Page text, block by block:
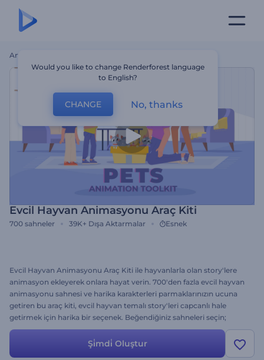
Ana Sayfa
Evcil Hayvan Animasyonu Araç Kiti
700 sahneler 39K+ Dışa Aktarmalar Esnek
Evcil Hayvan Animasyonu Araç Kiti ile hayvanlarla olan story'lere
animasyon ekleyerek onlara hayat verin. 700'den fazla evcil hayvan
animasyonu sahnesi ve harika karakterleri parmaklarınızın ucuna
getiren bu araç kiti, evcil hayvan temalı story'leri capcanlı hale
getirmek için harika bir seçenek. Beğendiğiniz sahneleri seçin;
benzersiz bir açıklayıcı videoya dönüştürmek için kendi medya
dosyalarınızı, mesajlarınızı, arkaplan müziği ve seslendirme
ekleyerek özelleştirin. Hayvan bakım hizmetleri, hayvan barınakları,
Şi̇mdi̇ Oluştur
Would you like to change Renderforest language
to English?
CHANGE No, thanks